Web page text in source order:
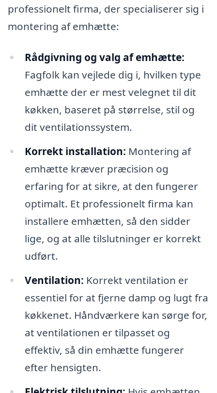
professionelt firma, der specialiserer sig i
montering af emhætte:
Rådgivning og valg af emhætte:
Fagfolk kan vejlede dig i, hvilken type
emhætte der er mest velegnet til dit
køkken, baseret på størrelse, stil og
dit ventilationssystem.
Korrekt installation: Montering af
emhætte kræver præcision og
erfaring for at sikre, at den fungerer
optimalt. Et professionelt firma kan
installere emhætten, så den sidder
lige, og at alle tilslutninger er korrekt
udført.
Ventilation: Korrekt ventilation er
essentiel for at fjerne damp og lugt fra
køkkenet. Håndværkere kan sørge for,
at ventilationen er tilpasset og
effektiv, så din emhætte fungerer
efter hensigten.